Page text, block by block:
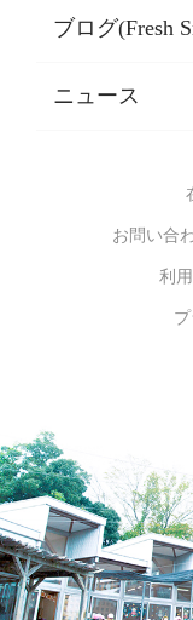
乳児期・幼
バイリ
スポーツ
モンテ
STEAMS
めざせ
めざせ
ピアノ教
めざせ
輝け！チ
会社概要
SDGsにつ
ブログ(Fresh
ニュース
お問い合
利